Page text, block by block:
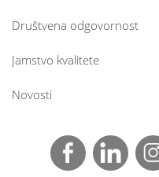
Društvena odgovornost
Jamstvo kvalitete
Novosti